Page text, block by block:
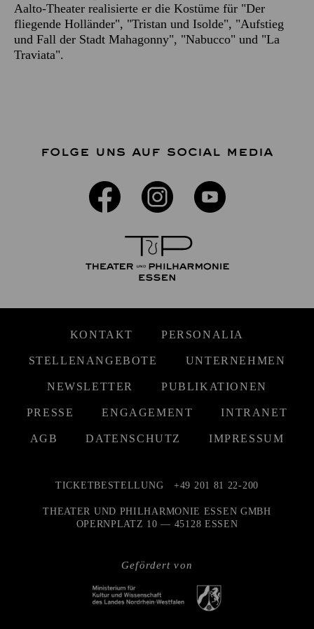
Aalto-Theater realisierte er die Kostüme für "Der
fliegende Holländer", "Tristan und Isolde", "Aufstieg
und Fall der Stadt Mahagonny", "Nabucco" und "La
Traviata".
FOLGE UNS AUF SOCIAL MEDIA
KONTAKT PERSONALIA
STELLENANGEBOTE UNTERNEHMEN
NEWSLETTER PUBLIKATIONEN
PRESSE ENGAGEMENT INTRANET
AGB DATENSCHUTZ IMPRESSUM
Gefördert von
TICKETBESTELLUNG +49 201 81 22-200
THEATER UND PHILHARMONIE ESSEN GMBH
OPERNPLATZ 10 — 45128 ESSEN